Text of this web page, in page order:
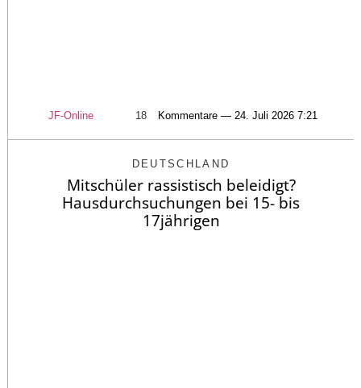
JF-Online 18 Kommentare — 24. Juli 2026 7:21
DEUTSCHLAND
Mitschüler rassistisch beleidigt?
Hausdurchsuchungen bei 15- bis
17jährigen